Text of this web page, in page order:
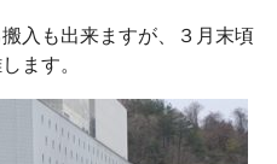
入も出来ますが、３月末頃
ます。